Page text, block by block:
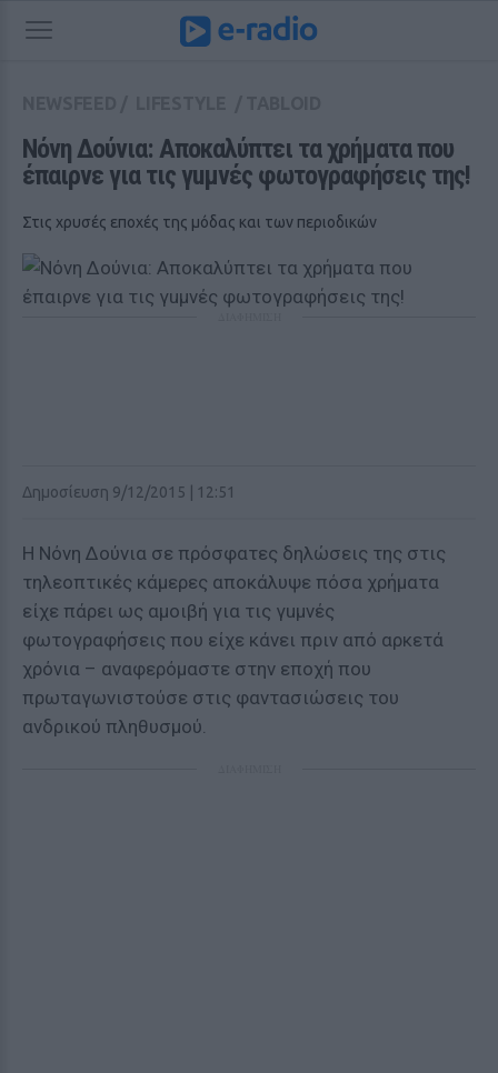
Νόνη Δούνια: Αποκαλύπτει τα χρήματα που
έπαιρνε για τις γuμνές φωτογραφήσεις της!
Στις χρυσές εποχές της μόδας και των περιοδικών
Δημοσίευση 9/12/2015 | 12:51
Η Νόνη Δούνια σε πρόσφατες δηλώσεις της στις
τηλεοπτικές κάμερες αποκάλυψε πόσα χρήματα
είχε πάρει ως αμοιβή για τις γuμνές
φωτογραφήσεις που είχε κάνει πριν από αρκετά
χρόνια – αναφερόμαστε στην εποχή που
πρωταγωνιστούσε στις φαντασιώσεις του
ανδρικού πληθυσμού.